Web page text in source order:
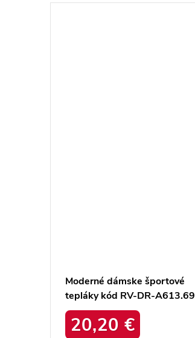
Moderné dámske športové
tepláky kód RV-DR-A613.69
20,20 €